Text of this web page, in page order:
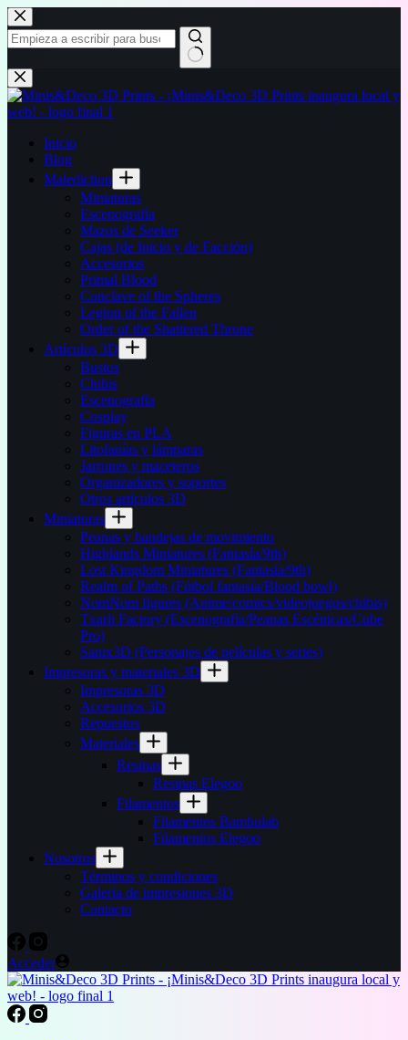
Saltar
al
contenido
Sin
resultados
Inicio
Blog
Malediction
Miniaturas
Escenografía
Mazos de Seeker
Cajas (de Inicio y de Facción)
Accesorios
Primal Blood
Conclave of the Spheres
Legion of the Fallen
Order of the Shattered Throne
Artículos 3D
Bustos
Chibis
Escenografía
Cosplay
Figuras en PLA
Litofanías y lámparas
Jarrones y maceteros
Organizadores y soportes
Otros artículos 3D
Miniaturas
Peanas y bandejas de movimiento
Highlands Miniatures (Fantasía/9th)
Lost Kingdom Miniatures (Fantasía/9th)
Realm of Paths (Fútbol fantasía/Blood bowl)
NomNom figures (Anime/comics/videojuegos/chibis)
Txarli Factory (Escenografía/Peanas Escénicas/Cube
Pro)
Sanix3D (Personajes de películas y series)
Impresoras y materiales 3D
Impresoras 3D
Accesorios 3D
Repuestos
Materiales
Resinas
Resinas Elegoo
Filamentos
Filamentos Bambulab
Filamentos Elegoo
Nosotros
Términos y condiciones
Galería de impresiones 3D
Contacto
Acceder